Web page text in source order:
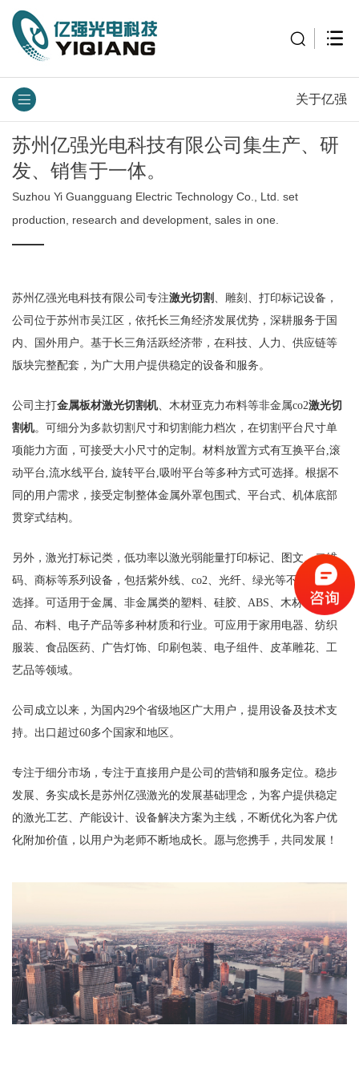
关于亿强
苏州亿强光电科技有限公司集生产、研
发、销售于一体。
Suzhou Yi Guangguang Electric Technology Co., Ltd. set
production, research and development, sales in one.
苏州亿强光电科技有限公司专注激光切割 、雕刻、打印标记设备，
公司位于苏州市吴江区，依托长三角经济发展优势，深耕服务于国
内、国外用户。基于长三角活跃经济带，在科技、人力、供应链等
版块完整配套，为广大用户提供稳定的设备和服务。
公司主打金属板材激光切割机、木材亚克力布料等非金属co2激光切
割机。可细分为多款切割尺寸和切割能力档次，在切割平台尺寸单
项能力方面，可接受大小尺寸的定制。材料放置方式有互换平台,滚
动平台,流水线平台, 旋转平台,吸咐平台等多种方式可选择。根据不
同的用户需求，接受定制整体金属外罩包围式、平台式、机体底部
贯穿式结构。
另外，激光打标记类，低功率以激光弱能量打印标记、图文、二维
码、商标等系列设备，包括紫外线、co2、光纤、绿光等不同激光可
选择。可适用于金属、非金属类的塑料、硅胶、ABS、木材、竹制
品、布料、电子产品等多种材质和行业。可应用于家用电器、纺织
服装、食品医药、广告灯饰、印刷包装、电子组件、皮革雕花、工
艺品等领域。
公司成立以来，为国内29个省级地区广大用户，提用设备及技术支
持。出口超过60多个国家和地区。
专注于细分市场，专注于直接用户是公司的营销和服务定位。稳步
发展、务实成长是苏州亿强激光的发展基础理念，为客户提供稳定
的激光工艺、产能设计、设备解决方案为主线，不断优化为客户优
化附加价值，以用户为老师不断地成长。愿与您携手，共同发展！